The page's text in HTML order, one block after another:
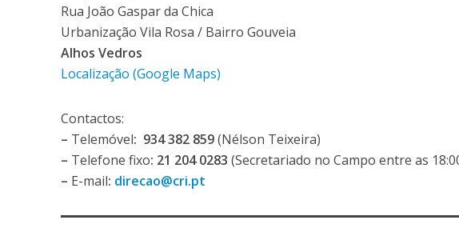
Rua João Gaspar da Chica
Urbanização Vila Rosa / Bairro Gouveia
Alhos Vedros
Localização (Google Maps)
Contactos:
– Telemóvel: 934 382 859(Nélson Teixeira)
– Telefone fixo: 21 204 0283 (Secretariado no Campo entre as
– E-mail: direcao@cri.pt